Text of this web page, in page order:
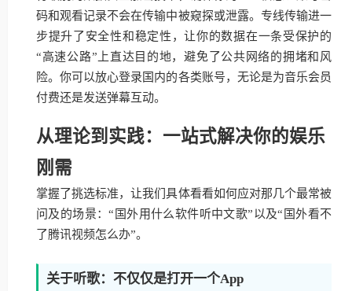
码和观看记录不会在传输中被窥探或泄露。专线传输进一
步提升了安全性和稳定性，让你的数据在一条受保护的
“高速公路”上直达目的地，避免了公共网络的拥堵和风
险。你可以放心登录国内的各类账号，无论是为音乐会员
付费还是发送弹幕互动。
从理论到实践：一站式解决你的娱乐
刚需
掌握了挑选标准，让我们具体看看如何应对那几个最常被
问及的场景：“国外用什么软件听中文歌”以及“国外看不
了腾讯视频怎么办”。
关于听歌：不仅仅是打开一个App